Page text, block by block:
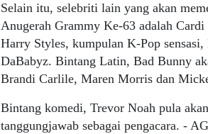
Selain itu, selebriti lain yang akan
Anugerah Grammy Ke-63 adalah
Harry Styles, kumpulan K-Pop
DaBabyz. Bintang Latin, Bad Bunny
Brandi Carlile, Maren Morris dan
Bintang komedi, Trevor Noah pula
tanggungjawab sebagai pengacara. -